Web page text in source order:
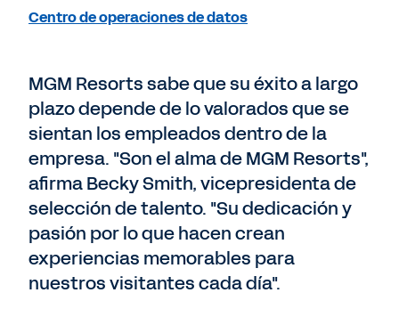
MGM Resorts sabe que su éxito a largo
plazo depende de lo valorados que se
sientan los empleados dentro de la
empresa. "Son el alma de MGM Resorts",
afirma Becky Smith, vicepresidenta de
selección de talento. "Su dedicación y
pasión por lo que hacen crean
experiencias memorables para
nuestros visitantes cada día".
Centro de operaciones de datos